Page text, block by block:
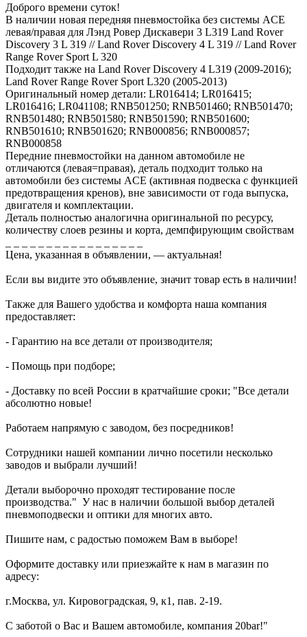
Доброго времени суток!
В наличии новая передняя пневмостойка без системы ACE
левая/правая для Лэнд Ровер Дискавери 3 L319 Land Rover
Discovery 3 L 319 // Land Rover Discovery 4 L 319 // Land Rover
Range Rover Sport L 320
Подходит также на Land Rover Discovery 4 L319 (2009-2016);
Land Rover Range Rover Sport L320 (2005-2013)
Оригинальный номер детали: LR016414; LR016415;
LR016416; LR041108; RNB501250; RNB501460; RNB501470;
RNB501480; RNB501580; RNB501590; RNB501600;
RNB501610; RNB501620; RNB000856; RNB000857;
RNB000858
Передние пневмостойки на данном автомобиле не
отличаются (левая=правая), деталь подходит только на
автомобили без системы ACE (активная подвеска с функцией
предотвращения кренов), вне зависимости от года выпуска,
двигателя и комплектации.
Деталь полностью аналогична оригинальной по ресурсу,
количеству слоев резины и корта, демпфирующим свойствам
Цена, указанная в объявлении, — актуальная!
Если вы видите это объявление, значит товар есть в наличии!
Также для Вашего удобства и комфорта наша компания
предоставляет:
- Гарантию на все детали от производителя;
- Помощь при подборе;
- Доставку по всей России в кратчайшие сроки; "Все детали
абсолютно новые!
Работаем напрямую с заводом, без посредников!
Сотрудники нашей компании лично посетили несколько
заводов и выбрали лучший!
Детали выборочно проходят тестирование после
производства." У нас в наличии большой выбор деталей
пневмоподвески и оптики для многих авто.
Пишите нам, с радостью поможем Вам в выборе!
Оформите доставку или приезжайте к нам в магазин по
адресу:
г.Москва, ул. Кировоградская, 9, к1, пав. 2-19.
С заботой о Вас и Вашем автомобиле, компания 20bar!"